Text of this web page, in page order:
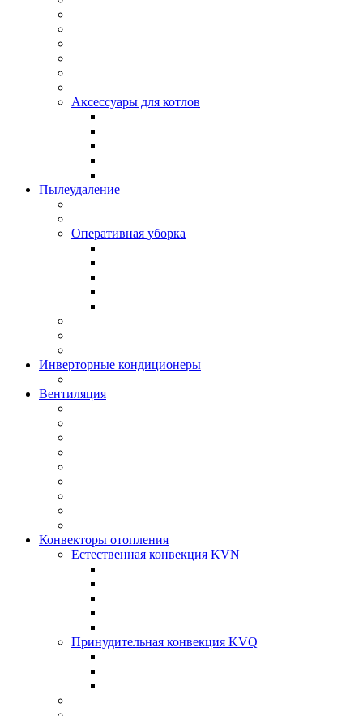
Аксессуары для котлов
Пылеудаление
Оперативная уборка
Инверторные кондиционеры
Вентиляция
Конвекторы отопления
Естественная конвекция KVN
Принудительная конвекция KVQ